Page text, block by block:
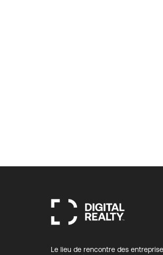
Le lieu de rencontre des